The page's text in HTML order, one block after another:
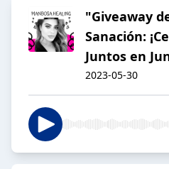
"Giveaway
Sanación:
Juntos en
2023-05-30